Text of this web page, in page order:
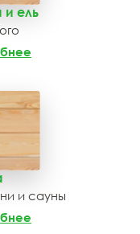
ель
и сауны